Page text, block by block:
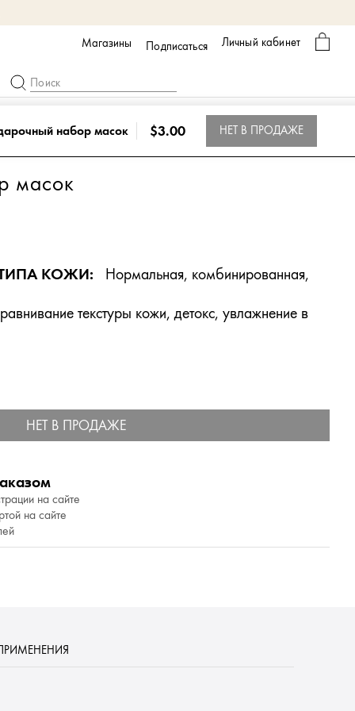
Магазины Подписаться Личный кабинет
масок
КОЖИ:
Нормальная, комбинированная,
текстуры кожи, детокс, увлажнение в
НЕТ В ПРОДАЖЕ
на сайте
на сайте
набор масок $3.00 НЕТ В ПРОДАЖЕ